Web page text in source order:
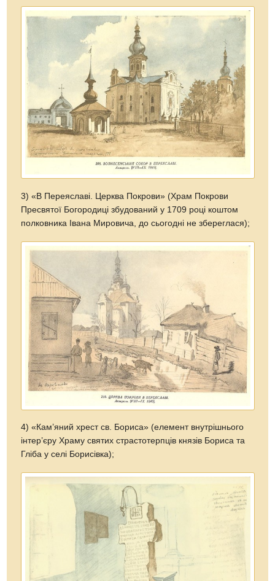
3) «В Переяславі. Церква Покрови» (Храм Покрови
Пресвятої Богородиці збудований у 1709 році коштом
полковника Івана Мировича, до сьогодні не збереглася);
4) «Кам’яний хрест св. Бориса» (елемент внутрішнього
інтер’єру Храму святих страстотерпців князів Бориса та
Гліба у селі Борисівка);